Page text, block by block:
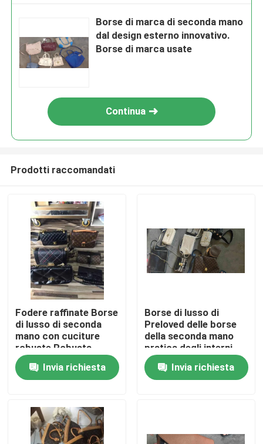
Casa
Prodotti
Video
Circa noi
Borse di marca di seconda mano
dal design esterno innovativo.
Borse di marca usate
Continua
Prodotti raccomandati
Fodere raffinate Borse
di lusso di seconda
mano con cuciture
robuste Robusta
ferramenta in metallo
Invia richiesta
Borse di lusso di
Preloved delle borse
della seconda mano
pratica degli interni
con le tasche
ZipperedInvia richiesta